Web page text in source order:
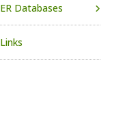
ER Databases
Links